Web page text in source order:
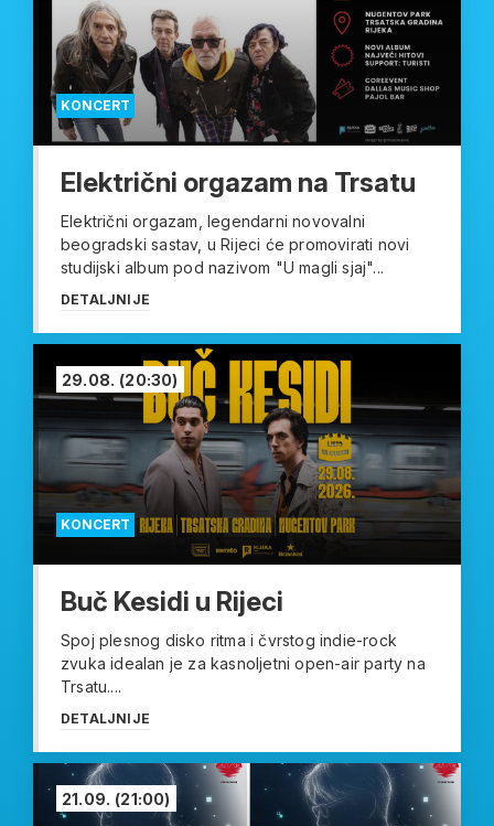
KONCERT
Električni orgazam na Trsatu
Električni orgazam, legendarni novovalni
beogradski sastav, u Rijeci će promovirati novi
studijski album pod nazivom "U magli sjaj"...
DETALJNIJE
KONCERT
29.08. (20:30)
Buč Kesidi u Rijeci
Spoj plesnog disko ritma i čvrstog indie-rock
zvuka idealan je za kasnoljetni open-air party na
Trsatu....
DETALJNIJE
21.09. (21:00)